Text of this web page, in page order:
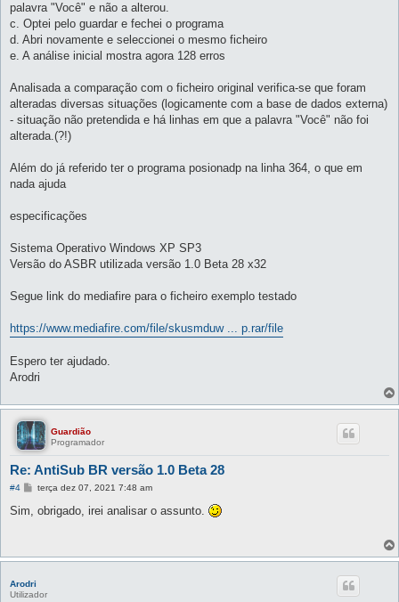
palavra "Você" e não a alterou.
c. Optei pelo guardar e fechei o programa
d. Abri novamente e seleccionei o mesmo ficheiro
e. A análise inicial mostra agora 128 erros
Analisada a comparação com o ficheiro original verifica-se que foram
alteradas diversas situações (logicamente com a base de dados externa)
- situação não pretendida e há linhas em que a palavra "Você" não foi
alterada.(?!)
Além do já referido ter o programa posionadp na linha 364, o que em
nada ajuda
especificações
Sistema Operativo Windows XP SP3
Versão do ASBR utilizada versão 1.0 Beta 28 x32
Segue link do mediafire para o ficheiro exemplo testado
https://www.mediafire.com/file/skusmduw ... p.rar/file
Espero ter ajudado.
Arodri
Guardião
Programador
Re: AntiSub BR versão 1.0 Beta 28
#4
M
n
m
terça dez 07, 2021 7:48 am
Sim, obrigado, irei analisar o assunto.
Arodri
Utilizador